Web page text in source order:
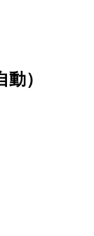
）